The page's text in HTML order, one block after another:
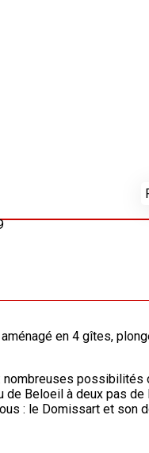
en 4 gîtes,
possibilités
de Beloeil à deux pas
: le Domissart et son